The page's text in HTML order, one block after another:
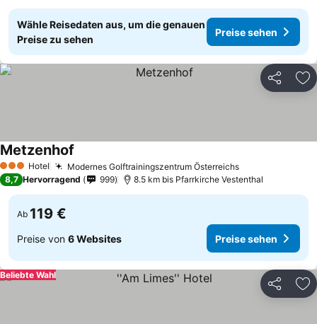
Wähle Reisedaten aus, um die genauen
Preise zu sehen
Preise sehen
Teilen
3 SterneHotel Modernes Golftrainingszentrum Österreichs
Metzenhof
8,7 Hervorragend 999 8.5 km bis Pfarrkirche Vestenthal
Ab 119 €
Preise von 6 Websites Preise sehen
Teilen
Beliebte Wahl